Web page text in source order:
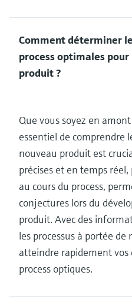
Comment déterminer
process optimales pour
produit ?
Que vous soyez en
essentiel de comprendre
nouveau produit est
précises et en temps
au cours du process,
conjectures lors du
produit. Avec des
les processus à portée de
atteindre rapidement vos
process optiques.